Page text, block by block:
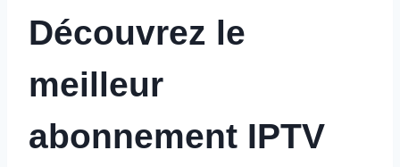
Découvrez le
meilleur
abonnement IPTV